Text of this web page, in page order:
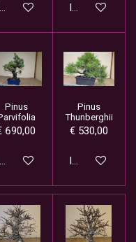
winkelwagen In
Pinus
690,00
In winkelwagen
Pinus
Thunberghii
€ 530,00
In